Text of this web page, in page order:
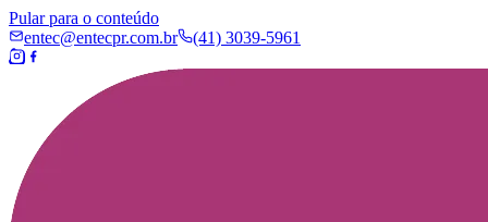
Pular para o conteúdo
entec@entecpr.com.br
(41) 3039-5961